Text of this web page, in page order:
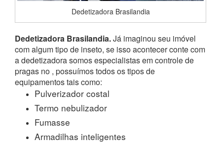
Dedetizadora Brasilandia
Dedetizadora Brasilandia.Já imaginou seu imóvel
com algum tipo de inseto, se isso acontecer conte com
a dedetizadora somos especialistas em controle de
pragas no , possuímos todos os tipos de
equipamentos tais como:
Pulverizador costal
Termo nebulizador
Fumasse
Armadilhas inteligentes